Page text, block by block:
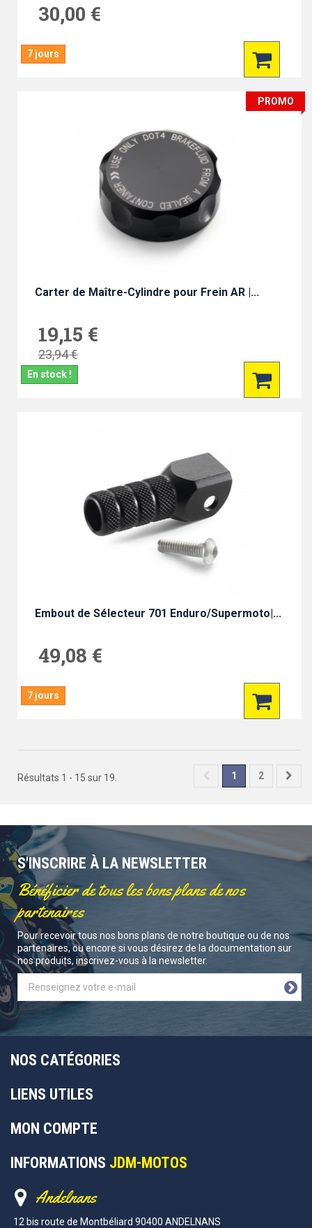
30,00 €
7 jours
PROMO
Carter de Maître-Cylindre pour Frein AR |...
19,15 €
23,94 €
En stock !
Embout de Sélecteur 701 Enduro/Supermoto|...
49,08 €
7 jours
1 2
Résultats 1 - 15 sur 19.
S'INSCRIRE À LA NEWSLETTER
Bénéficier de tous les bons plans de nos
partenaires
Pour recevoir tous nos bons plans de notre boutique ou de nos
partenaires, ou encore si vous désirez de la documentation sur
nos produits, inscrivez-vous à la newsletter.
NOS CATÉGORIES
LIENS UTILES
MON COMPTE
INFORMATIONS JDM-MOTOS
Andelnans
12 bis route de Montbéliard 90400 ANDELNANS